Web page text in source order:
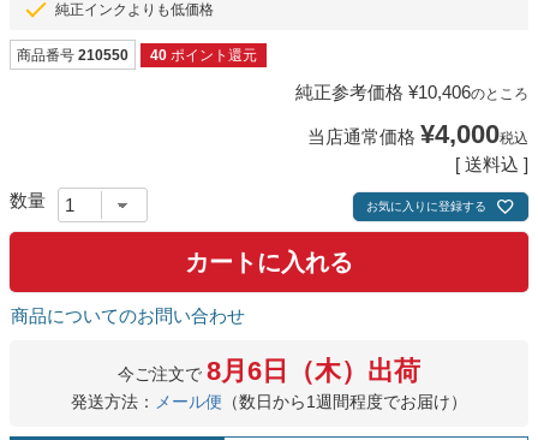
純正インクよりも低価格
商品番号 210550 40 ポイント還元
純正参考価格 ¥10,406のところ
当店通常価格 ¥4,000税込
送料込
お気に入りに登録する
カートに入れる
商品についてのお問い合わせ
今ご注文で 8月6日（木）出荷
発送方法： メール便 （数日から1週間程度でお届け）